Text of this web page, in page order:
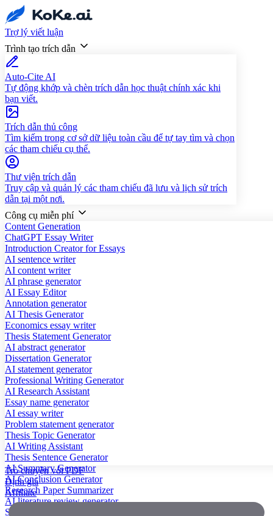
Trợ lý viết luận
Trình tạo trích dẫn
Auto-Cite AI
Tự động khớp và chèn trích dẫn học thuật chính xác khi
bạn viết.
Trích dẫn thủ công
Tìm kiếm trong cơ sở dữ liệu toàn cầu để tự tay tìm và chọn
các tham chiếu cụ thể.
Thư viện trích dẫn
Truy cập và quản lý các tham chiếu đã lưu và lịch sử trích
dẫn tại một nơi.
Công cụ miễn phí
Content Generation
ChatGPT Essay Writer
Introduction Creator for Essays
AI sentence writer
AI content writer
AI phrase generator
AI Essay Editor
Annotation generator
AI Thesis Generator
Economics essay writer
Thesis Statement Generator
AI abstract generator
Dissertation Generator
AI statement generator
Professional Writing Generator
AI Research Assistant
Essay name generator
AI essay writer
Problem statement generator
Thesis Topic Generator
AI Writing Assistant
Thesis Sentence Generator
AI Summary Generator
AI Conclusion Generator
Research Paper Summarizer
AI literature review generator
Scientific Paper Summarizer
Trò chuyện với PDF
Định giá
Affiliate